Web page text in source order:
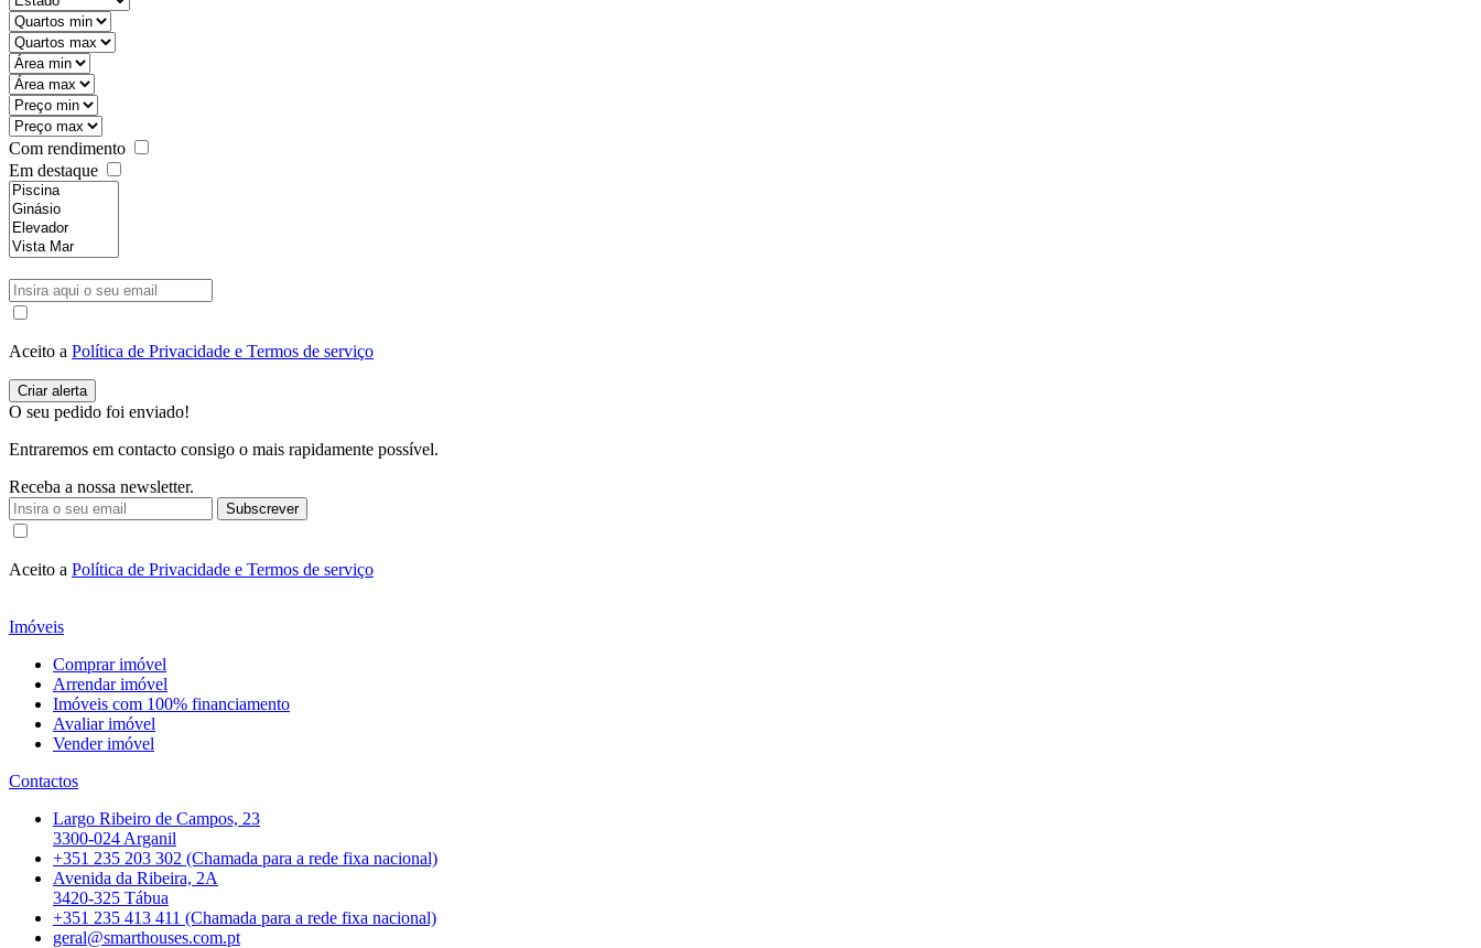
Com rendimento
Em destaque
Aceito a Política de Privacidade e Termos de serviço
O seu pedido foi enviado!
Entraremos em contacto consigo o mais rapidamente possível.
Receba a nossa newsletter.
Subscrever
Aceito a Política de Privacidade e Termos de serviço
Imóveis
Comprar imóvel
Arrendar imóvel
Imóveis com 100% financiamento
Avaliar imóvel
Vender imóvel
Contactos
Largo Ribeiro de Campos, 23
3300-024 Arganil
+351 235 203 302 (Chamada para a rede fixa nacional)
Avenida da Ribeira, 2A
3420-325 Tábua
+351 235 413 411 (Chamada para a rede fixa nacional)
geral@smarthouses.com.pt